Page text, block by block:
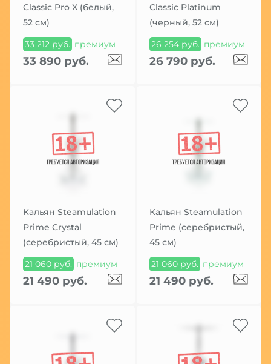
Classic Pro X (белый,
52 см)
33 212 руб. премиум
33 890 руб.
Classic Platinum
(черный, 52 см)
26 254 руб. премиум
26 790 руб.
Кальян Steamulation
Prime Crystal
(серебристый, 45 см)
21 060 руб. премиум
21 490 руб.
Кальян Steamulation
Prime (серебристый,
45 см)
21 060 руб. премиум
21 490 руб.